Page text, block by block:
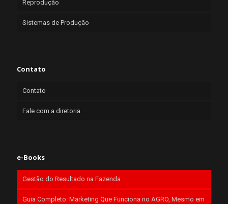
Reprodução
Sistemas de Produção
Contato
Contato
Fale com a diretoria
e-Books
Gestão do Resultado na Fazenda
Guia Completo: Marketing Que Funciona no AGRO, Mesmo em